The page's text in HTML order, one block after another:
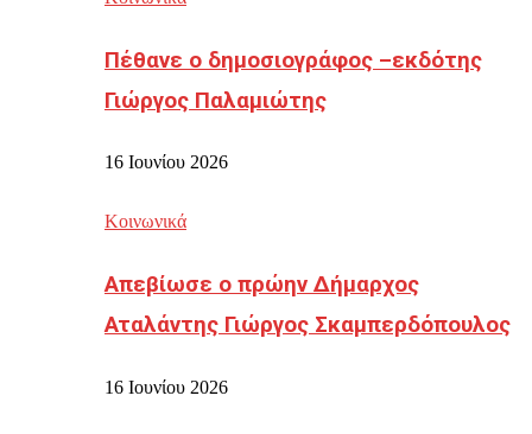
Πέθανε ο δημοσιογράφος –εκδότης
Γιώργος Παλαμιώτης
16 Ιουνίου 2026
Κοινωνικά
Απεβίωσε ο πρώην Δήμαρχος
Αταλάντης Γιώργος Σκαμπερδόπουλος
16 Ιουνίου 2026